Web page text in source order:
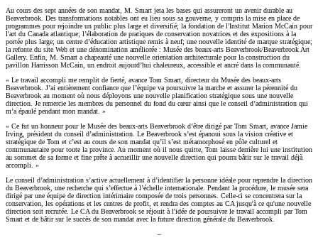
Au cours des sept années de son mandat, M. Smart jeta les bases qui assureront un avenir durable au
Beaverbrook. Des transformations notables ont eu lieu sous sa gouverne, y compris la mise en place de
programmes pour rejoindre un public plus large et diversifié; la fondation de l'Institut Marion McCain pour
l'art du Canada atlantique; l’élaboration de pratiques de conservation novatrices et des expositions à la
portée plus large; un centre d’éducation artistique remis à neuf; une nouvelle identité de marque stratégique;
la refonte du site Web et une dénomination améliorée : Musée des beaux-arts Beaverbrook/Beaverbrook Art
Gallery. Enfin, M. Smart a chapeauté une nouvelle orientation architecturale pour la construction du
pavillon Harrisson McCain, un endroit aujourd’hui chaleureux, accessible et ancré dans la communauté.
« Le travail accompli me remplit de fierté, avance Tom Smart, directeur du Musée des beaux-arts
Beaverbrook. J’ai entièrement confiance que l’équipe va poursuivre la marche et assurer la pérennité du
Beaverbrook au moment où nous déployons une nouvelle planification stratégique sous une nouvelle
direction. Je remercie les membres du personnel du fond du cœur ainsi que le conseil d’administration qui
m’a épaulé pendant mon mandat. »
« Ce fut un honneur pour le Musée des beaux-arts Beaverbrook d’être dirigé par Tom Smart, avance Jamie
Irving, président du conseil d’administration. Le Beaverbrook s’est épanoui sous la vision créative et
stratégique de Tom et c’est au cours de son mandat qu’il s’est métamorphosé en pôle culturel et
communautaire pour toute la province. Au moment où il nous quitte, Tom laisse derrière lui une institution
au sommet de sa forme et fine prête à accueillir une nouvelle direction qui pourra bâtir sur le travail déjà
accompli. »
Le conseil d’administration s’active actuellement à d’identifier la personne idéale pour reprendre la direction
du Beaverbrook, une recherche qui s’effectue à l’échelle internationale. Pendant la procédure, le musée sera
dirigé par une équipe de direction intérimaire composée de trois personnes. Celle-ci se concentrera sur la
conservation, les opérations et les centres de profit, et rendra des comptes au CA jusqu'à ce qu'une nouvelle
direction soit recrutée. Le CA du Beaverbrook se réjouit à l'idée de poursuivre le travail accompli par Tom
Smart et de bâtir sur le succès de son mandat avec la future direction générale du Beaverbrook.
–